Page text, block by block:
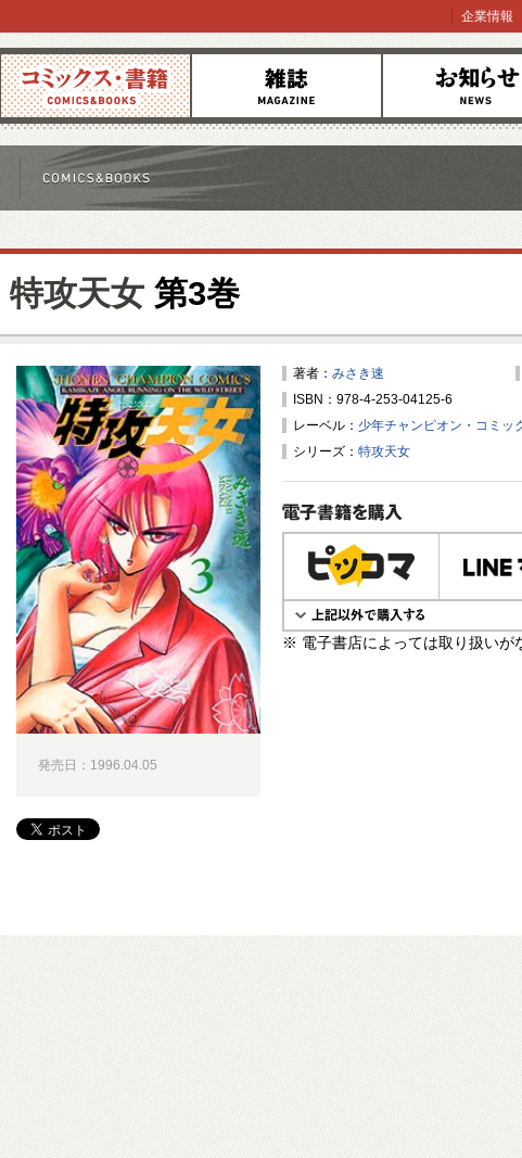
コミックス 雑誌 お知らせ
企業情報
特攻天女 第3巻
著者： みさき速
ISBN：978-4-253-04125-6
レーベル： 少年チャンピオン・コミッ
シリーズ： 特攻天女
電子書籍で購入
※ 電子書店によっては取り扱いが
発売日：1996.04.05